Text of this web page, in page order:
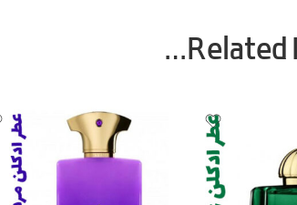
Related